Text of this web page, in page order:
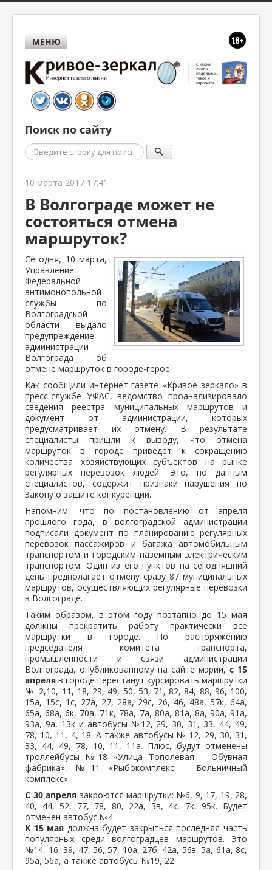
МЕНЮ
Поиск по сайту
Поиск
10 марта 2017 17:41
В Волгограде может не
состояться отмена
маршруток?
Сегодня, 10 марта,
Управление
Федеральной
антимонопольной
службы по
Волгоградской
области выдало
предупреждение
администрации
Волгограда об
отмене маршруток в городе-герое.
Как сообщили интернет-газете «Кривое зеркало» в
пресс-службе УФАС, ведомство проанализировало
сведения реестра муниципальных маршрутов и
документ от администрации, которых
предусматривает их отмену. В результате
специалисты пришли к выводу, что отмена
маршруток в городе приведет к сокращению
количества хозяйствующих субъектов на рынке
регулярных перевозок людей. Это, по данным
специалистов, содержит признаки нарушения по
Закону о защите конкуренции.
Напомним, что по постановлению от апреля
прошлого года, в волгоградской администрации
подписали документ по планированию регулярных
перевозок пассажиров и багажа автомобильным
транспортом и городским наземным электрическим
транспортом. Один из его пунктов на сегодняшний
день предполагает отмену сразу 87 муниципальных
маршрутов, осуществляющих регулярные перевозки
в Волгограде.
Таким образом, в этом году поэтапно до 15 мая
должны прекратить работу практически все
маршрутки в городе. По распоряжению
председателя комитета транспорта,
промышленности и связи администрации
Волгограда, опубликованному на сайте мэрии, с 15
апреля в городе перестанут курсировать маршрутки
№: 2,10, 11, 18, 29, 49, 50, 53, 71, 82, 84, 88, 96, 100,
15а, 15с, 1с, 27а, 27, 28а, 29с, 26, 46, 48а, 57к, 64а,
65а, 68а, 6к, 70а, 71к, 78а, 7а, 80а, 81а, 8а, 90а, 91а,
93а, 9а, 13к и автобусы №12, 29, 30, 31, 33, 44, 49,
78, 10, 11, 4, 18. А также автобусы № 12, 29, 30, 31,
33, 44, 49, 78, 10, 11, 11а. Плюс, будут отменены
троллейбусы №18 «Улица Тополевая – Обувная
фабрика», №11 «Рыбокомплекс – Больничный
комплекс».
С 30 апреля закроются маршрутки: №6, 9, 17, 19, 28,
40, 44, 52, 77, 78, 80, 22а, 3в, 4к, 7к, 95к. Будет
отменен автобус №4.
К 15 мая должна будет закрыться последняя часть
популярных среди волгоградцев маршрутов. Это
№14, 16, 39, 47, 56, 57, 10а, 27б, 42а, 56э, 5а, 61а, 8с,
95а, 56а, а также автобусы №19, 22.